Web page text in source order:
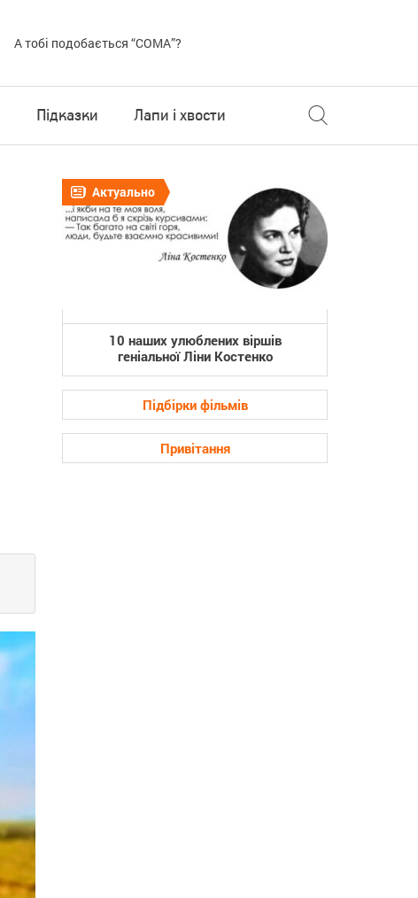
А тобі подобається “COMA”?
Підказки Лапи і хвости
Актуально
10 наших улюблених віршів
геніальної Ліни Костенко
Підбірки фільмів
Привітання